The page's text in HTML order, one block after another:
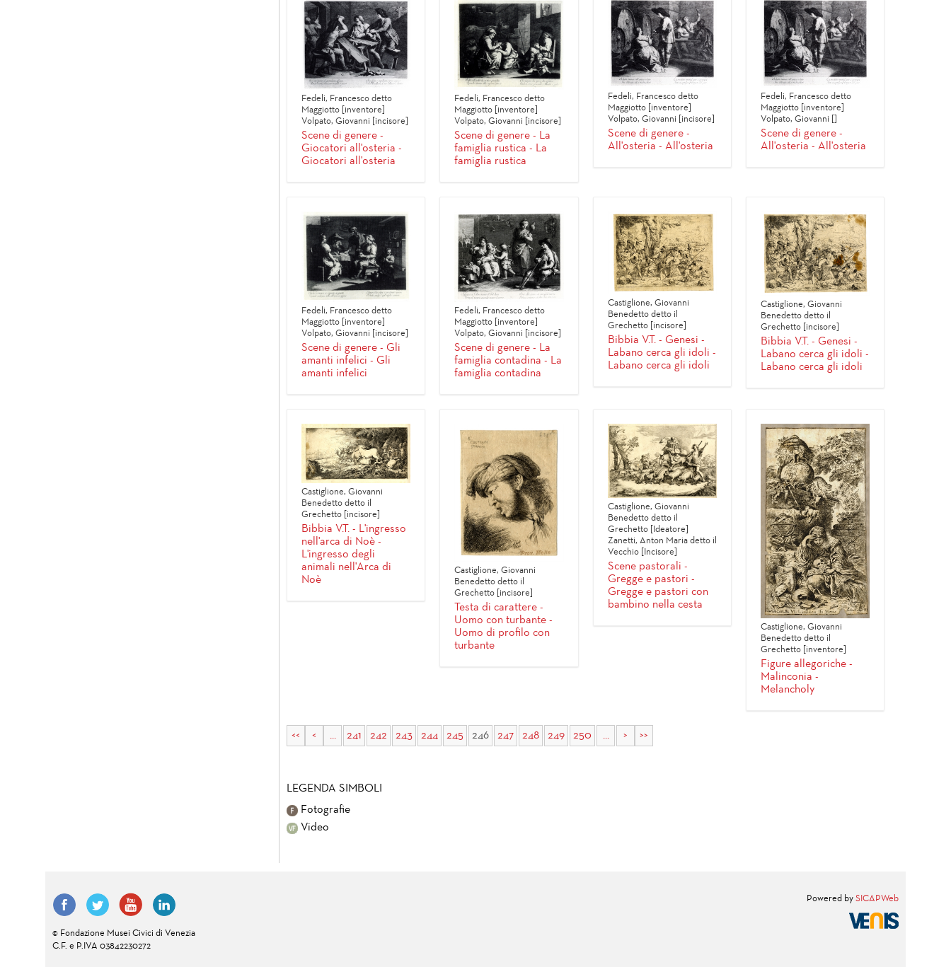
Fedeli, Francesco detto
Maggiotto [inventore]
Volpato, Giovanni [incisore]
Scene di genere -
Giocatori all'osteria -
Giocatori all'osteria
Fedeli, Francesco detto
Maggiotto [inventore]
Volpato, Giovanni [incisore]
Scene di genere - La
famiglia rustica - La
famiglia rustica
Fedeli, Francesco detto
Maggiotto [inventore]
Volpato, Giovanni [incisore]
Scene di genere -
All'osteria - All'osteria
Fedeli, Francesco detto
Maggiotto [inventore]
Volpato, Giovanni []
Scene di genere -
All'osteria - All'osteria
Fedeli, Francesco detto
Maggiotto [inventore]
Volpato, Giovanni [incisore]
Scene di genere - Gli
amanti infelici - Gli
amanti infelici
Fedeli, Francesco detto
Maggiotto [inventore]
Volpato, Giovanni [incisore]
Scene di genere - La
famiglia contadina - La
famiglia contadina
Castiglione, Giovanni
Benedetto detto il
Grechetto [incisore]
Bibbia V.T. - Genesi -
Labano cerca gli idoli -
Labano cerca gli idoli
Castiglione, Giovanni
Benedetto detto il
Grechetto [incisore]
Bibbia V.T. - Genesi -
Labano cerca gli idoli -
Labano cerca gli idoli
Castiglione, Giovanni
Benedetto detto il
Grechetto [incisore]
Bibbia V.T. - L'ingresso
nell'arca di Noè -
L'ingresso degli
animali nell'Arca di
Noè
Castiglione, Giovanni
Benedetto detto il
Grechetto [incisore]
Testa di carattere -
Uomo con turbante -
Uomo di profilo con
turbante
Castiglione, Giovanni
Benedetto detto il
Grechetto [Ideatore]
Zanetti, Anton Maria detto il
Vecchio [Incisore]
Scene pastorali -
Gregge e pastori -
Gregge e pastori con
bambino nella cesta
Castiglione, Giovanni
Benedetto detto il
Grechetto [inventore]
Figure allegoriche -
Malinconia -
Melancholy
<< < ... 241 242 243 244 245 246 247 248 249 250 ... > >>
LEGENDA SIMBOLI
Fotografie
Video
© Fondazione Musei Civici di Venezia
C.F. e P.IVA 03842230272
Powered by SICAPWeb